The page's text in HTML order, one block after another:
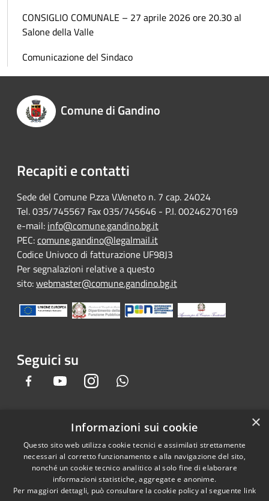
CONSIGLIO COMUNALE – 27 aprile 2026 ore 20.30 al
Salone della Valle
Comunicazione del Sindaco
Comune di Gandino
Recapiti e contatti
Sede del Comune P.zza V.Veneto n. 7 cap. 24024
Tel. 035/745567 Fax 035/745646 - P.I. 00246270169
e-mail: info@comune.gandino.bg.it
PEC:comune.gandino@legalmail.it
Codice Univoco di fatturazione UF98J3
Per segnalazioni relative a questo
sito:webmaster@comune.gandino.bg.it
Seguici su
Facebook YoutubeInstagram
Accessibilità
Privacy
Mappa del sito
Gandino • Powered by
Municipium•Accesso
redazione
×
Informazioni sui cookie
Questo sito web utilizza cookie tecnici e assimilati strettamente
necessari al corretto funzionamento e alla navigazione del sito,
nonché un cookie tecnico analitico al solo fine di elaborare
informazioni statistiche, aggregate e anonime.
Per maggiori dettagli, può consultare la cookie policy al seguente link